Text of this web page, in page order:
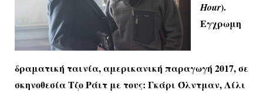
Hour).
Εγχρωμη
δραματική ταινία, αμερικανική παραγωγή 2017, σε
σκηνοθεσία Τζο Ράιτ με τους: Γκάρι Όλντμαν, Λίλι